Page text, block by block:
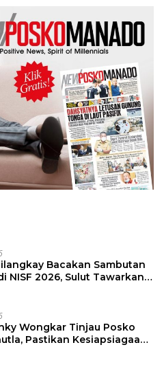
Bacakan Sambutan
NISF 2026, Sulut Tawarkan
Wongkar Tinjau Posko
Pastikan Kesiapsiagaan